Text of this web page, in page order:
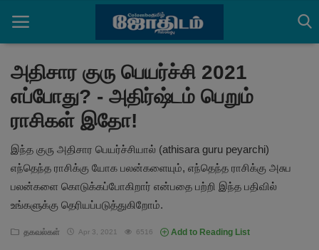
Home
ராசிபலன்கள்
ஆன்மீக அர்த்தங்கள்
அதிசார குரு பெயர்ச்சி 2021
எப்போது? - அதிர்ஷ்டம் பெறும்
ராசிகள் இதோ!
இந்த குரு அதிசார பெயர்ச்சியால் (athisara guru peyarchi)
எந்தெந்த ராசிக்கு யோக பலன்களையும், எந்தெந்த ராசிக்கு அசுப
பலன்களை கொடுக்கப்போகிறார் என்பதை பற்றி இந்த பதிவில்
உங்களுக்கு தெரியப்படுத்துகிறோம்.
தகவல்கள் Apr 3, 2021 6516 Add to Reading List